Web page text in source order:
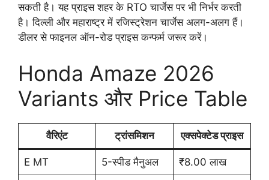
सकती है। यह प्राइस शहर के RTO चार्जेस पर भी निर्भर करती
है। दिल्ली और महाराष्ट्र में रजिस्ट्रेशन चार्जेस अलग-अलग हैं।
डीलर से फाइनल ऑन-रोड प्राइस कन्फर्म जरूर करें।
Honda Amaze 2026
Variants और Price Table
वैरिएंट ट्रांसमिशन एक्सपेक्टेड प्राइस
E MT 5-स्पीड मैनुअल ₹8.00 लाख